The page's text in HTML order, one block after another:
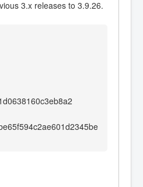
3.x releases to 3.9.26.